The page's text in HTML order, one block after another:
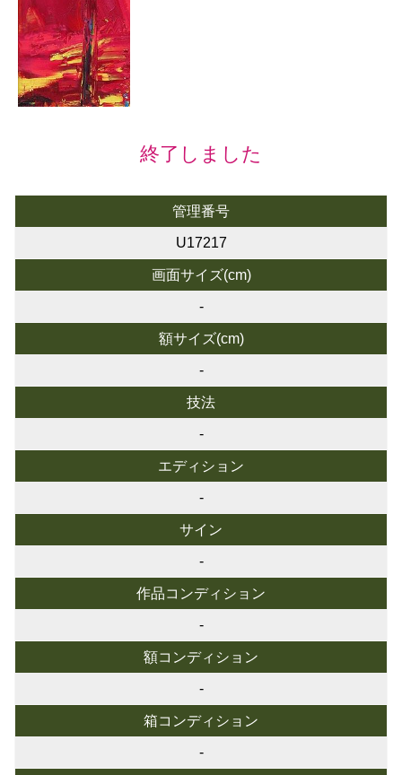
終了しました
管理番号
U17217
画面サイズ(cm)
-
額サイズ(cm)
-
技法
-
エディション
-
サイン
-
作品コンディション
-
額コンディション
-
箱コンディション
-